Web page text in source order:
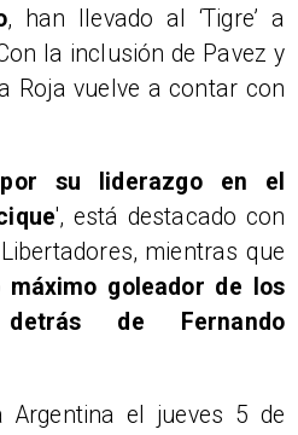
, han llevado al ‘Tigre’ a
la inclusión de Pavez y
Roja vuelve a contar con
su liderazgo en el
', está destacado con
mientras que
goleador de los
detrás de Fernando
Argentina el jueves 5 de